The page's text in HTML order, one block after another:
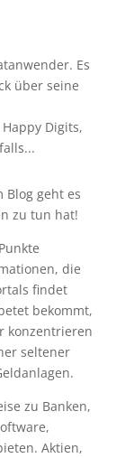
Es
über seine
Digits,
geht es
zu tun hat!
die
findet
bekommt,
konzentrieren
seltener
zu Banken,
Aktien,